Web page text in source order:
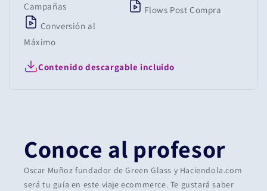
Campañas
Conversión al
Máximo
Flows Post Compra
Contenido descargable incluido
Conoce al profesor
Oscar Muñoz fundador de Green Glass y Haciendola.com
será tu guía en este viaje ecommerce. Te gustará saber